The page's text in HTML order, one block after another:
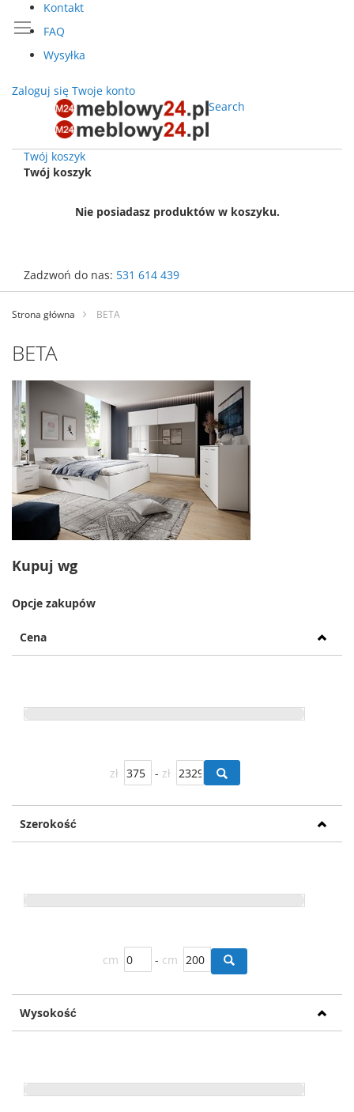
Kontakt
FAQ
Wysyłka
Zaloguj się Twoje konto
Search
Twój koszyk
Twój koszyk
Nie posiadasz produktów w koszyku.
Zadzwoń do nas: 531 614 439
Przejdź
treści
Strona główna BETA
BETA
Kupuj wg
Opcje zakupów
Cena
zł - zł
Szerokość
cm - cm
Wysokość